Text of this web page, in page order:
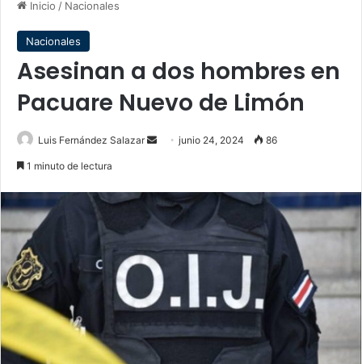
Inicio / Nacionales
Nacionales
Asesinan a dos hombres en
Pacuare Nuevo de Limón
Luis Fernández Salazar
Sendjunio 24, 2024 86
1 minuto de lectura